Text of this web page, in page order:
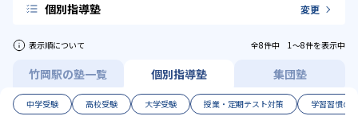
個別指導塾 変更
表示順について 全8件中 1〜8件を表示中
竹岡駅の塾一覧 個別指導塾 集団塾
中学受験 高校受験 大学受験 授業・定期テスト対策 学習習慣の